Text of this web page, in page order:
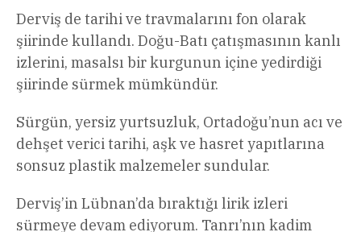
Derviş de tarihi ve travmalarını fon olarak
şiirinde kullandı. Doğu-Batı çatışmasının kanlı
izlerini, masalsı bir kurgunun içine yedirdiği
şiirinde sürmek mümkündür.
Sürgün, yersiz yurtsuzluk, Ortadoğu’nun acı ve
dehşet verici tarihi, aşk ve hasret yapıtlarına
sonsuz plastik malzemeler sundular.
Derviş’in Lübnan’da bıraktığı lirik izleri
sürmeye devam ediyorum. Tanrı’nın kadim